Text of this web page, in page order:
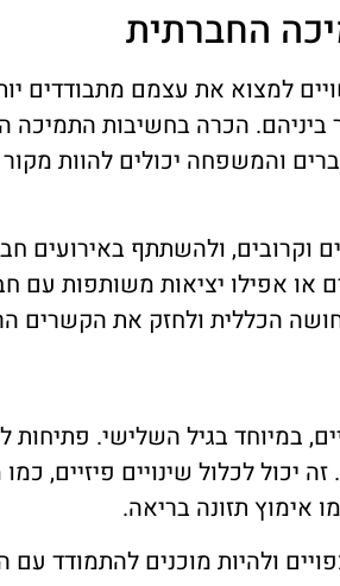
החברתית
למצוא את עצמם מתבודדים
הכרה בחשיבות התמיכה
והמשפחה יכולים להוות
ולהשתתף באירועים
או אפילו יציאות משותפות עם
הכללית ולחזק את הקשרים
במיוחד בגיל השלישי. פתיחות
יכול לכלול שינויים פיזיים,
אימוץ תזונה בריאה.
ולהיות מוכנים להתמודד